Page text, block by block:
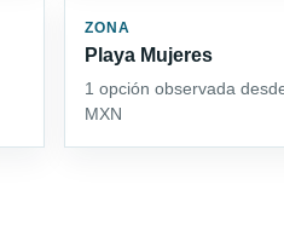
ZONA
Playa Mujeres
1 opción observada
MXN